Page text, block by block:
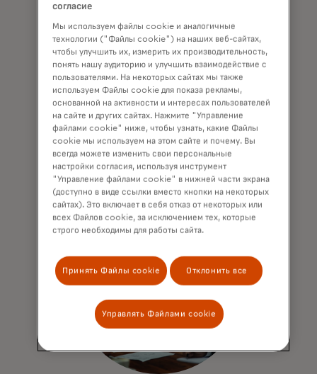
Бенчмаркинг и диагностика
Совершенствуйте свою стратегию с
помощью индивидуальных решений,
которые позволяют оценить прогресс в
сравнении с отраслевыми и рыночными
стандартами. Получайте аналитику и
рекомендации, чтобы опережать
конкурентов и достигать выдающихся
результатов.
согласие
Мы используем файлы cookie и аналогичные
технологии ("Файлы cookie") на наших веб-сайтах,
чтобы улучшить их, измерить их производительность,
понять нашу аудиторию и улучшить взаимодействие с
пользователями. На некоторых сайтах мы также
используем Файлы cookie для показа рекламы,
основанной на активности и интересах пользователей
на сайте и других сайтах. Нажмите "Управление
файлами cookie" ниже, чтобы узнать, какие Файлы
cookie мы используем на этом сайте и почему. Вы
всегда можете изменить свои персональные
настройки согласия, используя инструмент
"Управление файлами cookie" в нижней части экрана
(доступно в виде ссылки вместо кнопки на некоторых
сайтах). Это включает в себя отказ от некоторых или
всех Файлов cookie, за исключением тех, которые
строго необходимы для работы сайта.
Принять Файлы cookie Отклонить все
Управлять Файлами cookie